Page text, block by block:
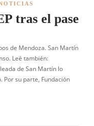
tras el pase
de Mendoza. San Martín
Leé también:
de San Martín lo
Por su parte, Fundación